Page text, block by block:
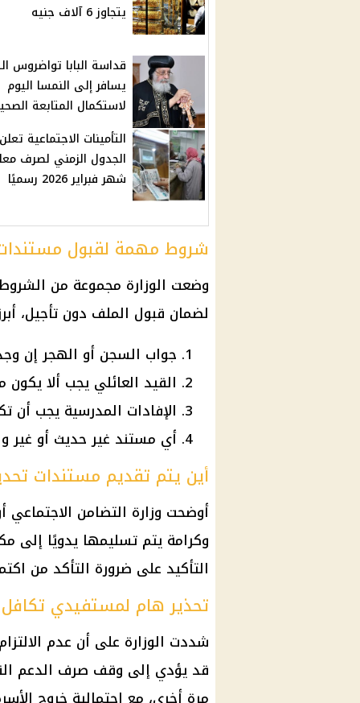
يتجاوز 6 آلاف جنيه
قداسة البابا تواضروس
يسافر إلى النمسا اليوم
لاستكمال المتابعة
التأمينات الاجتماعية تعلن
الجدول الزمني لصرف
شهر فبراير 2026 رسميًا
شروط مهمة لقبول
وضعت الوزارة مجموعة من الشروط
لضمان قبول الملف دون تأجيل،
جواب السجن أو الهجر إن وجد
القيد العائلي يجب ألا يكون مرّ
الإفادات المدرسية يجب أن
أي مستند غير حديث أو غير
أين يتم تقديم مستندات
أوضحت وزارة التضامن الاجتماعي
وكرامة يتم تسليمها يدويًا إلى
التأكيد على ضرورة التأكد من
تحذير هام لمستفيدي
شددت الوزارة على أن عدم
قد يؤدي إلى وقف صرف الدعم